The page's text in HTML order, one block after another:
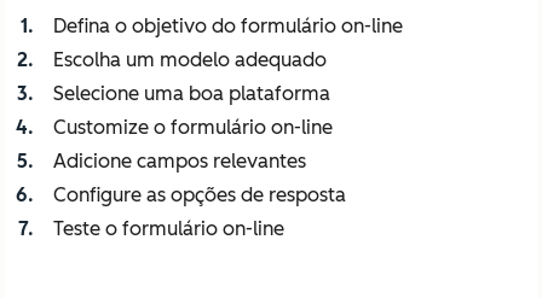
Defina o objetivo do formulário on-line
Escolha um modelo adequado
Selecione uma boa plataforma
Customize o formulário on-line
Adicione campos relevantes
Configure as opções de resposta
Teste o formulário on-line